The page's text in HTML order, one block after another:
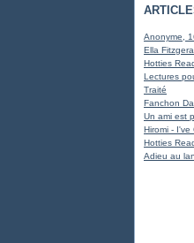
Anonyme,
Ella
Hotties
Lectures
Traité
Fanchon
Un ami est
Hiromi - I've
Hotties
Adieu au